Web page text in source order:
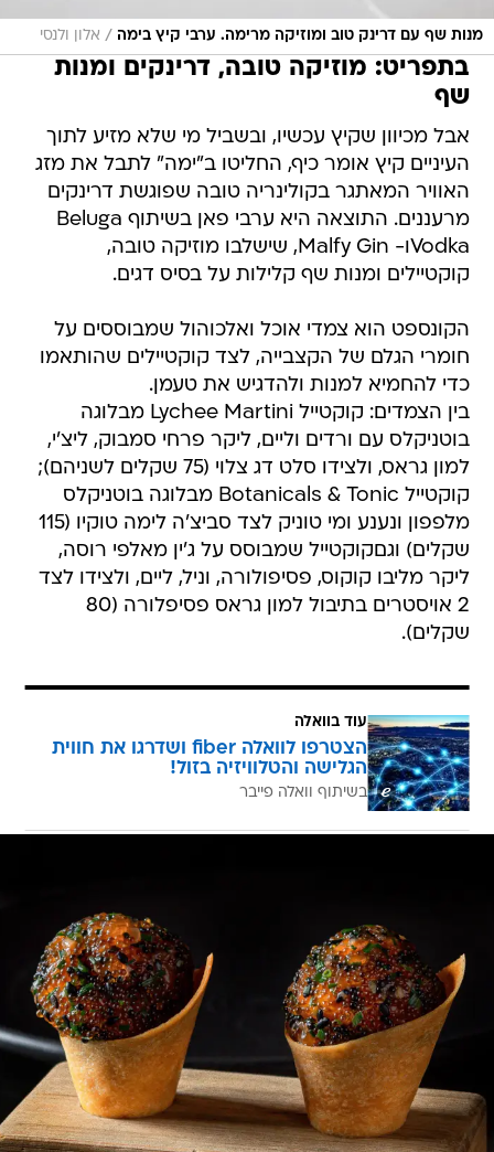
מנות שף עם דרינק טוב ומוזיקה מרימה. ערבי קיץ בימה / אלון ולנסי
בתפריט: מוזיקה טובה, דרינקים ומנות
שף
אבל מכיוון שקיץ עכשיו, ובשביל מי שלא מזיע לתוך
העיניים קיץ אומר כיף, החליטו ב"ימה" לתבל את מזג
האוויר המאתגר בקולינריה טובה שפוגשת דרינקים
מרעננים. התוצאה היא ערבי פאן בשיתוף Beluga
Vodkaו- Malfy Gin, שישלבו מוזיקה טובה,
קוקטיילים ומנות שף קלילות על בסיס דגים.
הקונספט הוא צמדי אוכל ואלכוהול שמבוססים על
חומרי הגלם של הקצבייה, לצד קוקטיילים שהותאמו
כדי להחמיא למנות ולהדגיש את טעמן.
בין הצמדים: קוקטייל Lychee Martini מבלוגה
בוטניקלס עם ורדים וליים, ליקר פרחי סמבוק, ליצ'י,
למון גראס, ולצידו סלט דג צלוי (75 שקלים לשניהם);
קוקטייל Botanicals & Tonic מבלוגה בוטניקלס
מלפפון ונענע ומי טוניק לצד סביצ'ה לימה טוקיו (115
שקלים) וגםקוקטייל שמבוסס על ג'ין מאלפי רוסה,
ליקר מליבו קוקוס, פסיפולורה, וניל, ליים, ולצידו לצד
2 אויסטרים בתיבול למון גראס פסיפלורה (80
שקלים).
עוד בוואלה
הצטרפו לוואלה fiber ושדרגו את חווית
הגלישה והטלוויזיה בזול!
בשיתוף וואלה פייבר